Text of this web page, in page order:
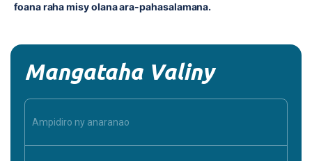
foana raha misy olana ara-pahasalamana.
Mangataha Valiny